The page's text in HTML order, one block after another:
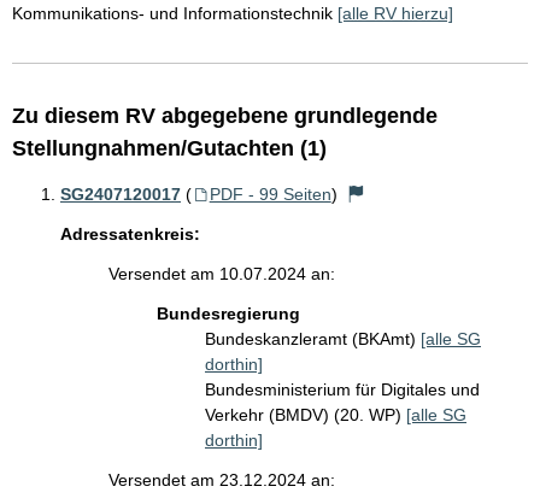
Kommunikations- und Informationstechnik [alle RV hierzu]
Zu diesem RV abgegebene grundlegende
Stellungnahmen/Gutachten (1)
SG2407120017 ( PDF - 99 Seiten)
Adressatenkreis:
Versendet am 10.07.2024 an:
Bundesregierung
Bundeskanzleramt (BKAmt) [alle SG
dorthin]
Bundesministerium für Digitales und
Verkehr (BMDV) (20. WP) [alle SG
dorthin]
Versendet am 23.12.2024 an: